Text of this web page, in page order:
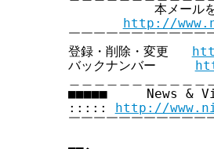
本メールを
http://
￣￣￣￣￣￣￣￣￣￣￣
登録・削除・変更
バックナンバー
■■■■■     News &
::::: http://
￣￣￣￣￣￣￣￣￣￣￣